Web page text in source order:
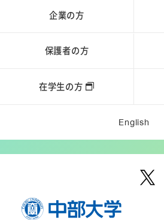
企業の方
保護者の方
在学生の方
English